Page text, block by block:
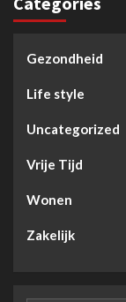
Gezondheid
Life style
Uncategorized
Vrije Tijd
Wonen
Zakelijk